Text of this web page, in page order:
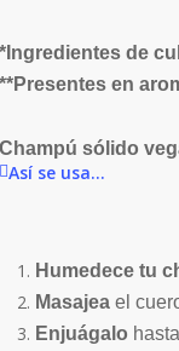
*Ingredientes de
**Presentes en
Champú sólido
Así se usa...
Humedece tu
Masajea el
Enjuágalo